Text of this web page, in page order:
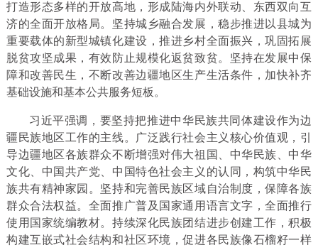
打造形态多样的开放高地，形成陆海内外联动、东西双向互
济的全面开放格局。坚持城乡融合发展，稳步推进以县城为
重要载体的新型城镇化建设，推进乡村全面振兴，巩固拓展
脱贫攻坚成果，有效防止规模化返贫致贫。坚持在发展中保
障和改善民生，不断改善边疆地区生产生活条件，加快补齐
基础设施和基本公共服务短板。
习近平强调，要坚持把推进中华民族共同体建设作为边
疆民族地区工作的主线。广泛践行社会主义核心价值观，引
导边疆地区各族群众不断增强对伟大祖国、中华民族、中华
文化、中国共产党、中国特色社会主义的认同，构筑中华民
族共有精神家园。坚持和完善民族区域自治制度，保障各族
群众合法权益。全面推广普及国家通用语言文字，全面推行
使用国家统编教材。持续深化民族团结进步创建工作，积极
构建互嵌式社会结构和社区环境，促进各民族像石榴籽一样